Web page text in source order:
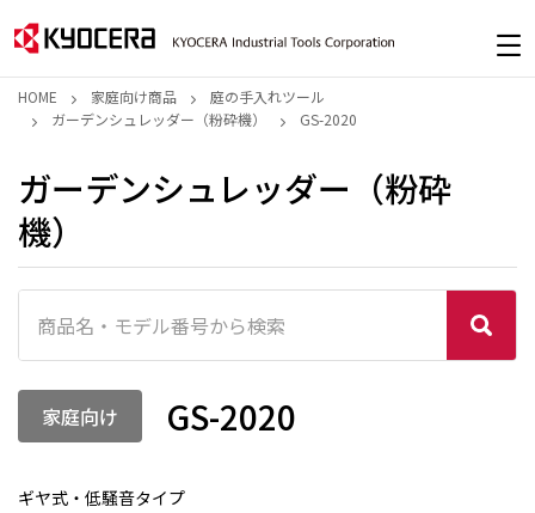
HOME 家庭向け商品
庭の手入れツール
ガーデンシュレッダー（粉砕機）
GS-2020
ガーデンシュレッダー（粉砕
機）
家庭向け GS-2020
ギヤ式・低騒音タイプ